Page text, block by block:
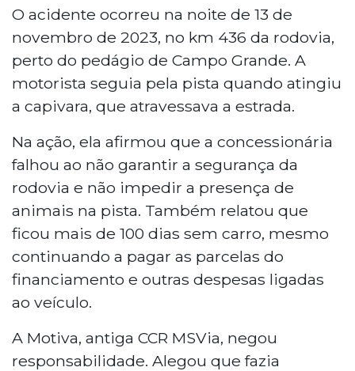
O acidente ocorreu na noite de 13 de
novembro de 2023, no km 436 da rodovia,
perto do pedágio de Campo Grande. A
motorista seguia pela pista quando atingiu
a capivara, que atravessava a estrada.
Na ação, ela afirmou que a concessionária
falhou ao não garantir a segurança da
rodovia e não impedir a presença de
animais na pista. Também relatou que
ficou mais de 100 dias sem carro, mesmo
continuando a pagar as parcelas do
financiamento e outras despesas ligadas
ao veículo.
A Motiva, antiga CCR MSVia, negou
responsabilidade. Alegou que fazia